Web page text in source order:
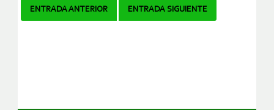
Navegador
ENTRADA ANTERIOR ENTRADA SIGUIENTE